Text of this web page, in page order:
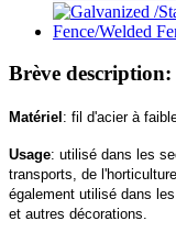
Brève description:
Matériel : fil d'acier à
Usage: utilisé dans les
transports, de
également utilisé dans
et autres décorations.